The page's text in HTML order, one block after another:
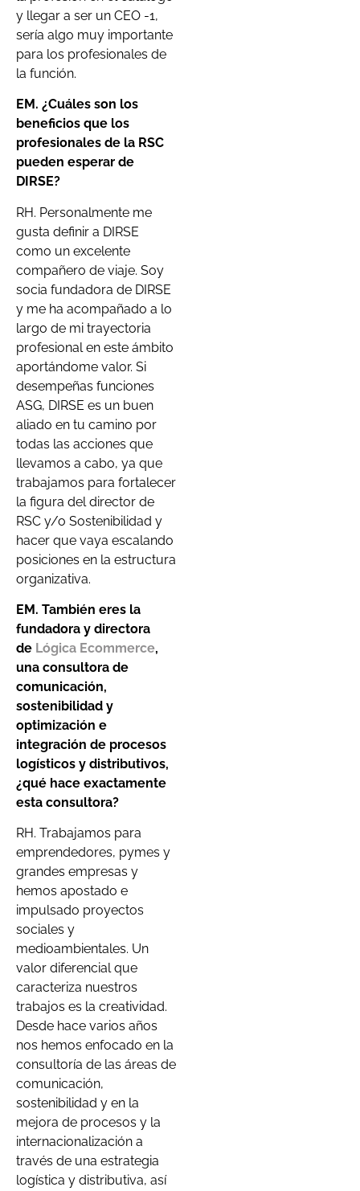
y llegar a ser un CEO -1,
sería algo muy importante
para los profesionales de
la función.
EM. ¿Cuáles son los
beneficios que los
profesionales de la RSC
pueden esperar de
DIRSE?
RH. Personalmente me
gusta definir a DIRSE
como un excelente
compañero de viaje. Soy
socia fundadora de DIRSE
y me ha acompañado a lo
largo de mi trayectoria
profesional en este ámbito
aportándome valor. Si
desempeñas funciones
ASG, DIRSE es un buen
aliado en tu camino por
todas las acciones que
llevamos a cabo, ya que
trabajamos para fortalecer
la figura del director de
RSC y/o Sostenibilidad y
hacer que vaya escalando
posiciones en la estructura
organizativa.
EM. También eres la
fundadora y directora
de Lógica Ecommerce,
una consultora de
comunicación,
sostenibilidad y
optimización e
integración de procesos
logísticos y distributivos,
¿qué hace exactamente
esta consultora?
RH. Trabajamos para
emprendedores, pymes y
grandes empresas y
hemos apostado e
impulsado proyectos
sociales y
medioambientales. Un
valor diferencial que
caracteriza nuestros
trabajos es la creatividad.
Desde hace varios años
nos hemos enfocado en la
consultoría de las áreas de
comunicación,
sostenibilidad y en la
mejora de procesos y la
internacionalización a
través de una estrategia
logística y distributiva, así